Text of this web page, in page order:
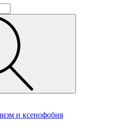
и ксенофобия